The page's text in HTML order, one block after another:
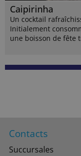
Caipirinha
Un cocktail
Initialement
une boisson de fête
Contacts
Succursales